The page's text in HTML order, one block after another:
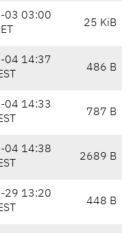
03 03:00
25 KiB
04 14:37
486 B
04 14:33
787 B
04 14:38
2689 B
29 13:20
448 B